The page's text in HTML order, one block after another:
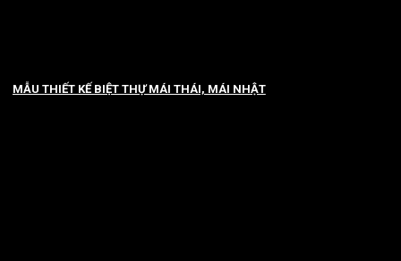
MẪU THIẾT KẾ BIỆT THỰ MÁI THÁI, MÁI NHẬT